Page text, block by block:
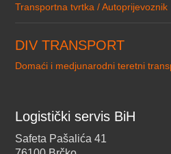
Transportna tvrtka / Autoprijevoznik
DIV TRANSPORT
Domaći i medjunarodni teretni
Logistički servis BiH
Safeta Pašalića 41